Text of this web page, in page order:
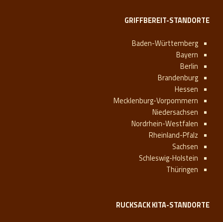
GRIFFBEREIT-STANDORTE
Baden-Württemberg
Bayern
Berlin
Brandenburg
Hessen
Mecklenburg-Vorpommern
Niedersachsen
Nordrhein-Westfalen
Rheinland-Pfalz
Sachsen
Schleswig-Holstein
Thüringen
RUCKSACK KITA-STANDORTE